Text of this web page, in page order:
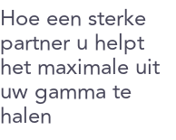
Hoe een sterke
partner u helpt
het maximale uit
uw gamma te
halen